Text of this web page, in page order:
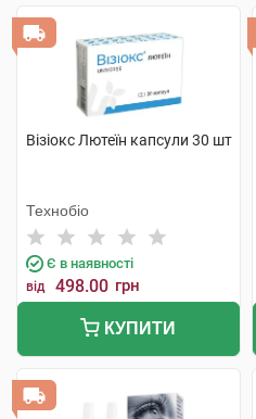
Візіокс Лютеїн капсули 30 шт
Технобіо
Є в наявності
від 498.00 грн
КУПИТИ